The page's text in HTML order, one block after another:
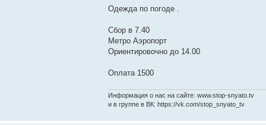
Одежда по погоде .
Сбор в 7.40
Метро Аэропорт
Ориентировочно до 14.00
Оплата 1500
Информация о нас на сайте: www.stop-snyato.tv
и в группе в ВК: https://vk.com/stop_snyato_tv